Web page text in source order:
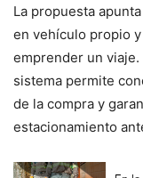
La propuesta
en vehículo propio
emprender un
sistema permite
de la compra y
estacionamiento